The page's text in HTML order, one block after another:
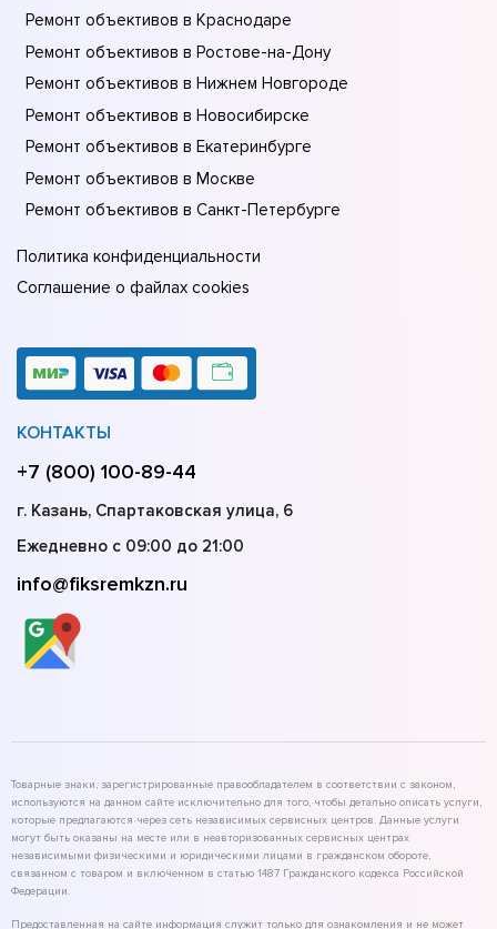
Ремонт объективов в Краснодаре
Ремонт объективов в Ростове-на-Донy
Ремонт объективов в Нижнем Новгороде
Ремонт объективов в Новосибирске
Ремонт объективов в Екатеринбурге
Ремонт объективов в Москве
Ремонт объективов в Санкт-Петербурге
Политика конфиденциальности
Соглашение о файлах cookies
КОНТАКТЫ
+7 (800) 100-89-44
г. Казань, Спартаковская улица, 6
Ежедневно с 09:00 до 21:00
info@fiksremkzn.ru
Товарные знаки, зарегистрированные правообладателем в соответствии с законом,
используются на данном сайте исключительно для того, чтобы детально описать услуги,
которые предлагаются через сеть независимых сервисных центров. Данные услуги
могут быть оказаны на месте или в неавторизованных сервисных центрах
независимыми физическими и юридическими лицами в гражданском обороте,
связанном с товаром и включенном в статью 1487 Гражданского кодекса Российской
Федерации.
Предоставленная на сайте информация служит только для ознакомления и не может